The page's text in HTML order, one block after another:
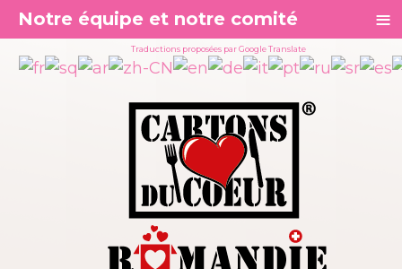
Traductions proposées par Google Translate
Notre équipe et notre comité ≡